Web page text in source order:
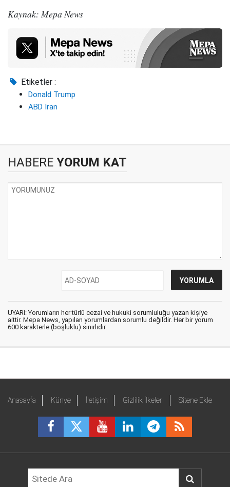
Kaynak: Mepa News
Etiketler :
Donald Trump
ABD İran
HABERE YORUM KAT
UYARI: Yorumların her türlü cezai ve hukuki sorumluluğu yazan kişiye
aittir. Mepa News, yapılan yorumlardan sorumlu değildir. Her bir yorum
600 karakterle (boşluklu) sınırlıdır.
Anasayfa Künye İletişim Gizlilik İlkeleri Sitene Ekle